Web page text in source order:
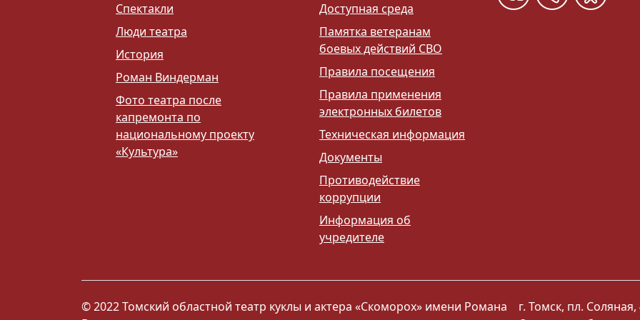
Спектакли
Люди театра
История
Роман Виндерман
Фото театра после
капремонта по
национальному проекту
«Культура»
Доступная среда
Памятка ветеранам
боевых действий СВО
Правила посещения
Правила применения
электронных билетов
Техническая информация
Документы
Противодействие
коррупции
Информация об
учредителе
© 2022 Томский областной театр куклы и актера «Скоморох» имени Романа
г. Томск, пл. Соляная,